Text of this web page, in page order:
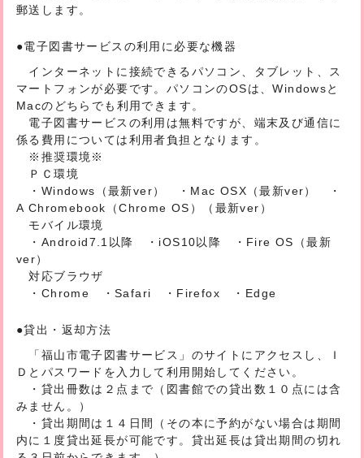
郵送します。
●電子図書サービスの利用に必要な機器
インターネットに接続できるパソコン、タブレット、ス
マートフォンが必要です。パソコンのOSは、Windowsと
Macのどちらでも利用できます。
電子図書サービスの利用は無料ですが、端末及び通信に
係る費用については利用者負担となります。
※推奨環境※
ＰＣ環境
・Windows（最新ver） ・Mac OSX（最新ver） ・
A Chromebook（Chrome OS）（最新ver）
モバイル環境
・Android7.1以降 ・iOS10以降 ・Fire OS（最新
ver）
対応ブラウザ
・Chrome ・Safari ・Firefox ・Edge
●貸出・返却方法
「福山市電子図書サービス」のサイトにアクセスし、Ｉ
Ｄとパスワードを入力して利用開始してください。
・貸出冊数は２点まで（図書館での貸出数１０点には含
みません。）
・貸出期間は１４日間（その本に予約がない場合は期間
内に１度貸出延長が可能です。貸出延長は貸出期間の切れ